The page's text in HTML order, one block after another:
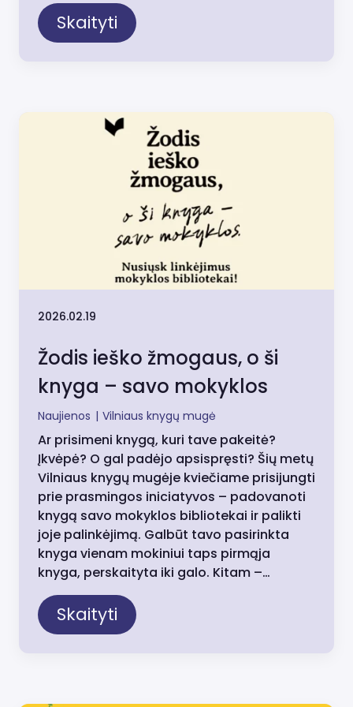
Skaityti
2026.02.19
Žodis ieško žmogaus, o ši
knyga – savo mokyklos
Naujienos | Vilniaus knygų mugė
Ar prisimeni knygą, kuri tave pakeitė?
Įkvėpė? O gal padėjo apsispręsti? Šių metų
Vilniaus knygų mugėje kviečiame prisijungti
prie prasmingos iniciatyvos – padovanoti
knygą savo mokyklos bibliotekai ir palikti
joje palinkėjimą. Galbūt tavo pasirinkta
knyga vienam mokiniui taps pirmąja
knyga, perskaityta iki galo. Kitam –…
Skaityti